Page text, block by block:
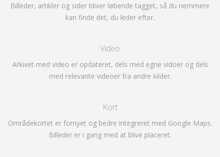
Billeder, artikler og sider bliver løbende tagget, så du nemmere
kan finde det, du leder efter.
Video
Arkivet med video er opdateret, dels med egne vidoer og dels
med relevante videoer fra andre kilder.
Kort
Områdekortet er fornyet og bedre integreret med Google Maps.
Billeder er i gang med at blive placeret.